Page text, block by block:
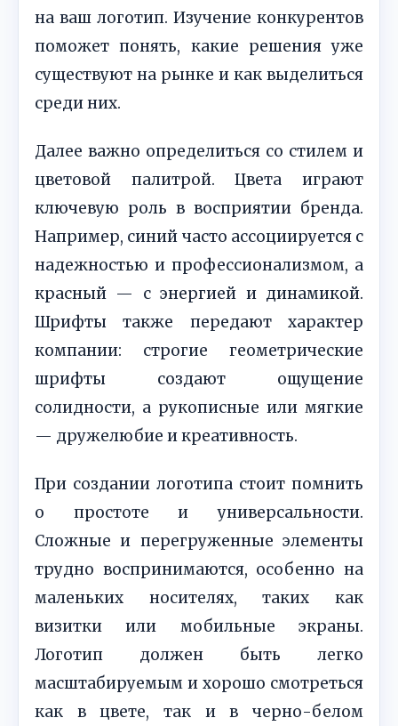
на ваш логотип. Изучение конкурентов
поможет понять, какие решения уже
существуют на рынке и как выделиться
среди них.
Далее важно определиться со стилем и
цветовой палитрой. Цвета играют
ключевую роль в восприятии бренда.
Например, синий часто ассоциируется с
надежностью и профессионализмом, а
красный — с энергией и динамикой.
Шрифты также передают характер
компании: строгие геометрические
шрифты создают ощущение
солидности, а рукописные или мягкие
— дружелюбие и креативность.
При создании логотипа стоит помнить
о простоте и универсальности.
Сложные и перегруженные элементы
трудно воспринимаются, особенно на
маленьких носителях, таких как
визитки или мобильные экраны.
Логотип должен быть легко
масштабируемым и хорошо смотреться
как в цвете, так и в черно-белом